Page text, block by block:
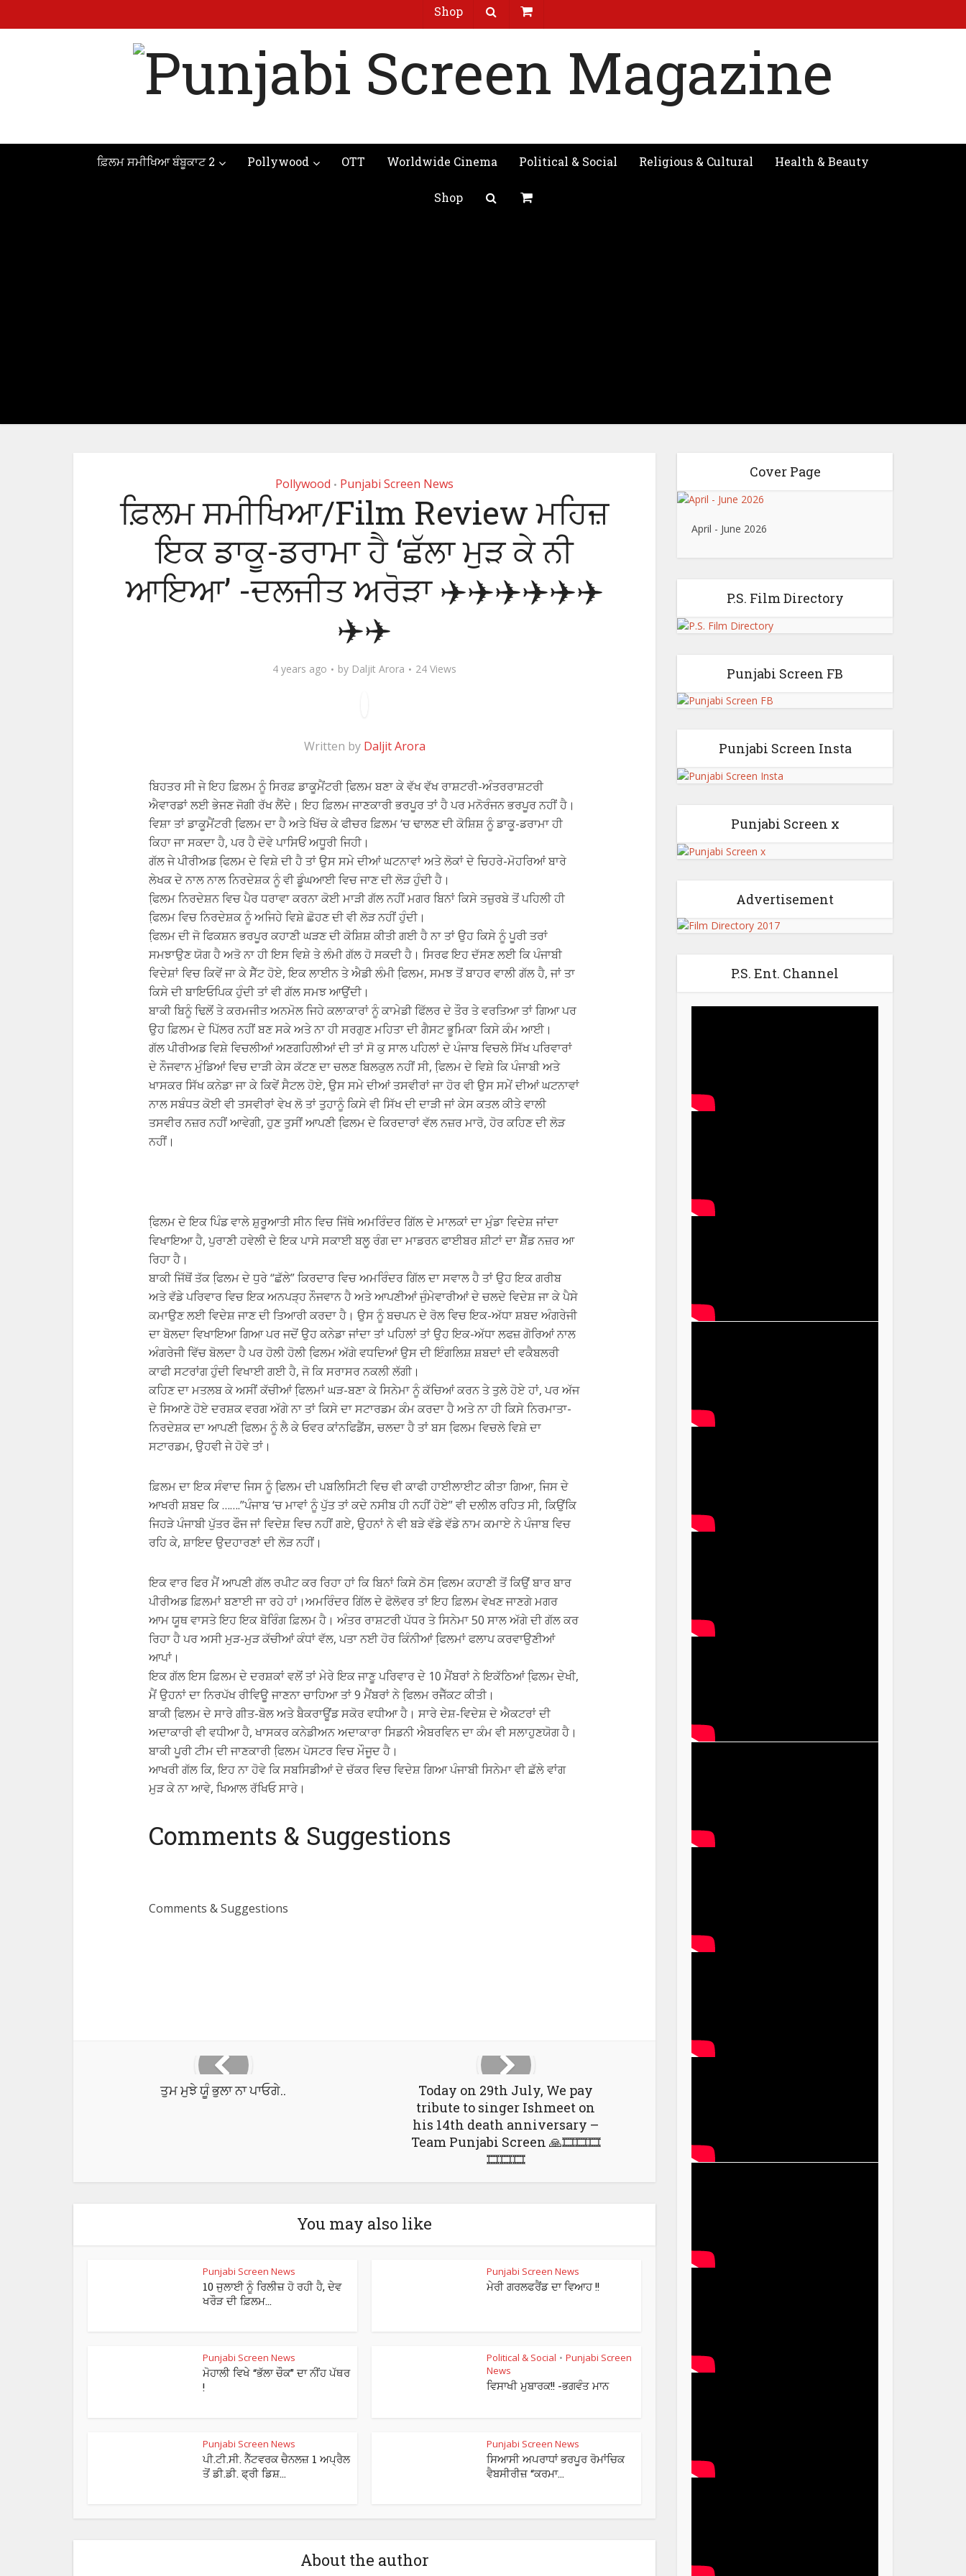
ਫ਼ਿਲਮ ਸਮੀਖਿਆ ਬੰਬੂਕਾਟ 2 Pollywood OTT Worldwide Cinema Political & Social Religious & Cultural Health & Beauty
Shop
Shop
Pollywood • Punjabi Screen News
ਫ਼ਿਲਮ ਸਮੀਖਿਆ/Film Review ਮਹਿਜ਼
ਇਕ ਡਾਕੂ-ਡਰਾਮਾ ਹੈ ‘ਛੱਲਾ ਮੁੜ ਕੇ ਨੀ
ਆਇਆ’ -ਦਲਜੀਤ ਅਰੋੜਾ ✈️✈️✈️✈️✈️✈️
✈️✈️
4 years ago by Daljit Arora 24 Views
Written by Daljit Arora
ਬਿਹਤਰ ਸੀ ਜੇ ਇਹ ਫ਼ਿਲਮ ਨੂੰ ਸਿਰਫ਼ ਡਾਕੂਮੈਂਟਰੀ ਫਿ਼ਲਮ ਬਣਾ ਕੇ ਵੱਖ ਵੱਖ ਰਾਸ਼ਟਰੀ-ਅੰਤਰਰਾਸ਼ਟਰੀ
ਐਵਾਰਡਾਂ ਲਈ ਭੇਜਣ ਜੋਗੀ ਰੱਖ ਲੈਂਦੇ। ਇਹ ਫ਼ਿਲਮ ਜਾਣਕਾਰੀ ਭਰਪੂਰ ਤਾਂ ਹੈ ਪਰ ਮਨੋਰੰਜਨ ਭਰਪੂਰ ਨਹੀਂ ਹੈ।
ਵਿਸ਼ਾ ਤਾਂ ਡਾਕੂਮੈਂਟਰੀ ਫਿ਼ਲਮ ਦਾ ਹੈ ਅਤੇ ਖਿੱਚ ਕੇ ਫੀਚਰ ਫ਼ਿਲਮ ‘ਚ ਢਾਲਣ ਦੀ ਕੋਸ਼ਿਸ਼ ਨੂੰ ਡਾਕੂ-ਡਰਾਮਾ ਹੀ
ਕਿਹਾ ਜਾ ਸਕਦਾ ਹੈ, ਪਰ ਹੈ ਦੋਵੇ ਪਾਸਿਓਂ ਅਧੂਰੀ ਜਿਹੀ।
ਗੱਲ ਜੇ ਪੀਰੀਅਡ ਫਿ਼ਲਮ ਦੇ ਵਿਸ਼ੇ ਦੀ ਹੈ ਤਾਂ ਉਸ ਸਮੇ ਦੀਆਂ ਘਟਨਾਵਾਂ ਅਤੇ ਲੋਕਾਂ ਦੇ ਚਿਹਰੇ-ਮੋਹਰਿਆਂ ਬਾਰੇ
ਲੇਖਕ ਦੇ ਨਾਲ ਨਾਲ ਨਿਰਦੇਸ਼ਕ ਨੂੰ ਵੀ ਡੂੰਘਆਈ ਵਿਚ ਜਾਣ ਦੀ ਲੋੜ ਹੁੰਦੀ ਹੈ।
ਫਿ਼ਲਮ ਨਿਰਦੇਸ਼ਨ ਵਿਚ ਪੈਰ ਧਰਾਵਾ ਕਰਨਾ ਕੋਈ ਮਾੜੀ ਗੱਲ ਨਹੀਂ ਮਗਰ ਬਿਨਾਂ ਕਿਸੇ ਤਜ਼ੁਰਬੇ ਤੋਂ ਪਹਿਲੀ ਹੀ
ਫਿ਼ਲਮ ਵਿਚ ਨਿਰਦੇਸ਼ਕ ਨੂੰ ਅਜਿਹੇ ਵਿਸ਼ੇ ਛੋਹਣ ਦੀ ਵੀ ਲੋੜ ਨਹੀਂ ਹੁੰਦੀ।
ਫਿ਼ਲਮ ਦੀ ਜੋ ਫਿਕਸ਼ਨ ਭਰਪੂਰ ਕਹਾਣੀ ਘੜਣ ਦੀ ਕੋਸ਼ਿਸ਼ ਕੀਤੀ ਗਈ ਹੈ ਨਾ ਤਾਂ ਉਹ ਕਿਸੇ ਨੂੰ ਪੂਰੀ ਤਰਾਂ
ਸਮਝਾਉਣ ਯੋਗ ਹੈ ਅਤੋ ਨਾ ਹੀ ਇਸ ਵਿਸ਼ੇ ਤੇ ਲੰਮੀ ਗੱਲ ਹੋ ਸਕਦੀ ਹੈ। ਸਿਰਫ ਇਹ ਦੱਸਣ ਲਈ ਕਿ ਪੰਜਾਬੀ
ਵਿਦੇਸ਼ਾਂ ਵਿਚ ਕਿਵੇਂ ਜਾ ਕੇ ਸੈੱਟ ਹੋਏ, ਇਕ ਲਾਈਨ ਤੇ ਐਡੀ ਲੰਮੀ ਫਿ਼ਲਮ, ਸਮਝ ਤੋਂ ਬਾਹਰ ਵਾਲੀ ਗੱਲ ਹੈ, ਜਾਂ ਤਾ
ਕਿਸੇ ਦੀ ਬਾਇਓਪਿਕ ਹੁੰਦੀ ਤਾਂ ਵੀ ਗੱਲ ਸਮਝ ਆਉਂਦੀ।
ਬਾਕੀ ਬਿਨੂੰ ਢਿਲੋਂ ਤੇ ਕਰਮਜੀਤ ਅਨਮੋਲ ਜਿਹੇ ਕਲਾਕਾਰਾਂ ਨੂੰ ਕਾਮੇਡੀ ਫਿੱਲਰ ਦੇ ਤੌਰ ਤੇ ਵਰਤਿਆ ਤਾਂ ਗਿਆ ਪਰ
ਉਹ ਫ਼ਿਲਮ ਦੇ ਪਿੱਲਰ ਨਹੀਂ ਬਣ ਸਕੇ ਅਤੇ ਨਾ ਹੀ ਸਰਗੁਣ ਮਹਿਤਾ ਦੀ ਗੈਸਟ ਭੂਮਿਕਾ ਕਿਸੇ ਕੰਮ ਆਈ।
ਗੱਲ ਪੀਰੀਅਡ ਵਿਸ਼ੇ ਵਿਚਲੀਆਂ ਅਣਗਹਿਲੀਆਂ ਦੀ ਤਾਂ ਸੋ ਕੁ ਸਾਲ ਪਹਿਲਾਂ ਦੇ ਪੰਜਾਬ ਵਿਚਲੇ ਸਿੱਖ ਪਰਿਵਾਰਾਂ
ਦੇ ਨੌਜਵਾਨ ਮੁੰਡਿਆਂ ਵਿਚ ਦਾੜੀ ਕੇਸ ਕੱਟਣ ਦਾ ਚਲਣ ਬਿਲਕੁਲ ਨਹੀਂ ਸੀ, ਫਿ਼ਲਮ ਦੇ ਵਿਸ਼ੇ ਕਿ ਪੰਜਾਬੀ ਅਤੇ
ਖਾਸਕਰ ਸਿੱਖ ਕਨੇਡਾ ਜਾ ਕੇ ਕਿਵੇਂ ਸੈਟਲ ਹੋਏ, ਉਸ ਸਮੇ ਦੀਆਂ ਤਸਵੀਰਾਂ ਜਾ ਹੋਰ ਵੀ ਉਸ ਸਮੇਂ ਦੀਆਂ ਘਟਨਾਵਾਂ
ਨਾਲ ਸਬੰਧਤ ਕੋਈ ਵੀ ਤਸਵੀਰਾਂ ਵੇਖ ਲੋ ਤਾਂ ਤੁਹਾਨੂੰ ਕਿਸੇ ਵੀ ਸਿੱਖ ਦੀ ਦਾੜੀ ਜਾਂ ਕੇਸ ਕਤਲ ਕੀਤੇ ਵਾਲੀ
ਤਸਵੀਰ ਨਜ਼ਰ ਨਹੀਂ ਆਵੇਗੀ, ਹੁਣ ਤੁਸੀਂ ਆਪਣੀ ਫਿ਼ਲਮ ਦੇ ਕਿਰਦਾਰਾਂ ਵੱਲ ਨਜ਼ਰ ਮਾਰੋ, ਹੋਰ ਕਹਿਣ ਦੀ ਲੋੜ
ਨਹੀਂ।
ਫਿ਼ਲਮ ਦੇ ਇਕ ਪਿੰਡ ਵਾਲੇ ਸ਼ੁਰੂਆਤੀ ਸੀਨ ਵਿਚ ਜਿੱਥੇ ਅਮਰਿੰਦਰ ਗਿੱਲ ਦੇ ਮਾਲਕਾਂ ਦਾ ਮੁੰਡਾ ਵਿਦੇਸ਼ ਜਾਂਦਾ
ਵਿਖਾਇਆ ਹੈ, ਪੁਰਾਣੀ ਹਵੇਲੀ ਦੇ ਇਕ ਪਾਸੇ ਸਕਾਈ ਬਲੂ ਰੰਗ ਦਾ ਮਾਡਰਨ ਫਾਈਬਰ ਸ਼ੀਟਾਂ ਦਾ ਸ਼ੈੱਡ ਨਜ਼ਰ ਆ
ਰਿਹਾ ਹੈ।
ਬਾਕੀ ਜਿੱਥੋਂ ਤੱਕ ਫਿ਼ਲਮ ਦੇ ਧੁਰੇ “ਛੱਲੇ” ਕਿਰਦਾਰ ਵਿਚ ਅਮਰਿੰਦਰ ਗਿੱਲ ਦਾ ਸਵਾਲ ਹੈ ਤਾਂ ਉਹ ਇਕ ਗਰੀਬ
ਅਤੇ ਵੱਡੇ ਪਰਿਵਾਰ ਵਿਚ ਇਕ ਅਨਪੜ੍ਹ ਨੌਜਵਾਨ ਹੈ ਅਤੇ ਆਪਣੀਆਂ ਜੁੰਮੇਵਾਰੀਆਂ ਦੇ ਚਲਦੇ ਵਿਦੇਸ਼ ਜਾ ਕੇ ਪੈਸੇ
ਕਮਾਉਣ ਲਈ ਵਿਦੇਸ਼ ਜਾਣ ਦੀ ਤਿਆਰੀ ਕਰਦਾ ਹੈ। ਉਸ ਨੂੰ ਬਚਪਨ ਦੇ ਰੋਲ ਵਿਚ ਇਕ-ਅੱਧਾ ਸ਼ਬਦ ਅੰਗਰੇਜੀ
ਦਾ ਬੋਲਦਾ ਵਿਖਾਇਆ ਗਿਆ ਪਰ ਜਦੋਂ ਉਹ ਕਨੇਡਾ ਜਾਂਦਾ ਤਾਂ ਪਹਿਲਾਂ ਤਾਂ ਉਹ ਇਕ-ਅੱਧਾ ਲਫਜ਼ ਗੋਰਿਆਂ ਨਾਲ
ਅੰਗਰੇਜੀ ਵਿੱਚ ਬੋਲਦਾ ਹੈ ਪਰ ਹੋਲੀ ਹੋਲੀ ਫਿ਼ਲਮ ਅੱਗੇ ਵਧਦਿਆਂ ਉਸ ਦੀ ਇੰਗਲਿਸ਼ ਸ਼ਬਦਾਂ ਦੀ ਵਕੈਬਲਰੀ
ਕਾਫੀ ਸਟਰਾਂਗ ਹੁੰਦੀ ਵਿਖਾਈ ਗਈ ਹੈ, ਜੋ ਕਿ ਸਰਾਸਰ ਨਕਲੀ ਲੱਗੀ।
ਕਹਿਣ ਦਾ ਮਤਲਬ ਕੇ ਅਸੀਂ ਕੱਚੀਆਂ ਫਿ਼ਲਮਾਂ ਘੜ-ਬਣਾ ਕੇ ਸਿਨੇਮਾ ਨੂੰ ਕੱਚਿਆਂ ਕਰਨ ਤੇ ਤੁਲੇ ਹੋਏ ਹਾਂ, ਪਰ ਅੱਜ
ਦੇ ਸਿਆਣੇ ਹੋਏ ਦਰਸ਼ਕ ਵਰਗ ਅੱਗੇ ਨਾ ਤਾਂ ਕਿਸੇ ਦਾ ਸਟਾਰਡਮ ਕੰਮ ਕਰਦਾ ਹੈ ਅਤੇ ਨਾ ਹੀ ਕਿਸੇ ਨਿਰਮਾਤਾ-
ਨਿਰਦੇਸ਼ਕ ਦਾ ਆਪਣੀ ਫਿ਼ਲਮ ਨੂੰ ਲੈ ਕੇ ਓਵਰ ਕਾਂਨਫਿਡੈਂਸ, ਚਲਦਾ ਹੈ ਤਾਂ ਬਸ ਫਿ਼ਲਮ ਵਿਚਲੇ ਵਿਸ਼ੇ ਦਾ
ਸਟਾਰਡਮ, ਉਹਵੀ ਜੇ ਹੋਵੇ ਤਾਂ।
ਫ਼ਿਲਮ ਦਾ ਇਕ ਸੰਵਾਦ ਜਿਸ ਨੂੰ ਫਿ਼ਲਮ ਦੀ ਪਬਲਿਸਿਟੀ ਵਿਚ ਵੀ ਕਾਫੀ ਹਾਈਲਾਈਟ ਕੀਤਾ ਗਿਆ, ਜਿਸ ਦੇ
ਆਖਰੀ ਸ਼ਬਦ ਕਿ …….”ਪੰਜਾਬ ‘ਚ ਮਾਵਾਂ ਨੂੰ ਪੁੱਤ ਤਾਂ ਕਦੇ ਨਸੀਬ ਹੀ ਨਹੀਂ ਹੋਏ” ਵੀ ਦਲੀਲ ਰਹਿਤ ਸੀ, ਕਿਉਂਕਿ
ਜਿਹੜੇ ਪੰਜਾਬੀ ਪੁੱਤਰ ਫੌਜ ਜਾਂ ਵਿਦੇਸ਼ ਵਿਚ ਨਹੀਂ ਗਏ, ਉਹਨਾਂ ਨੇ ਵੀ ਬੜੇ ਵੱਡੇ ਵੱਡੇ ਨਾਮ ਕਮਾਏ ਨੇ ਪੰਜਾਬ ਵਿਚ
ਰਹਿ ਕੇ, ਸ਼ਾਇਦ ਉਦਹਾਰਣਾਂ ਦੀ ਲੋੜ ਨਹੀਂ।
ਇਕ ਵਾਰ ਫਿਰ ਮੈਂ ਆਪਣੀ ਗੱਲ ਰਪੀਟ ਕਰ ਰਿਹਾ ਹਾਂ ਕਿ ਬਿਨਾਂ ਕਿਸੇ ਠੋਸ ਫਿ਼ਲਮ ਕਹਾਣੀ ਤੋਂ ਕਿਉਂ ਬਾਰ ਬਾਰ
ਪੀਰੀਅਡ ਫ਼ਿਲਮਾਂ ਬਣਾਈ ਜਾ ਰਹੇ ਹਾਂ।ਅਮਰਿੰਦਰ ਗਿੱਲ ਦੇ ਫੋਲੋਵਰ ਤਾਂ ਇਹ ਫ਼ਿਲਮ ਵੇਖਣ ਜਾਣਗੇ ਮਗਰ
ਆਮ ਯੂਥ ਵਾਸਤੇ ਇਹ ਇਕ ਬੋਰਿੰਗ ਫ਼ਿਲਮ ਹੈ। ਅੰਤਰ ਰਾਸ਼ਟਰੀ ਪੱਧਰ ਤੇ ਸਿਨੇਮਾ 50 ਸਾਲ ਅੱਗੇ ਦੀ ਗੱਲ ਕਰ
ਰਿਹਾ ਹੈ ਪਰ ਅਸੀ ਮੁੜ-ਮੁੜ ਕੱਚੀਆਂ ਕੰਧਾਂ ਵੱਲ, ਪਤਾ ਨਈ ਹੋਰ ਕਿੰਨੀਆਂ ਫਿ਼ਲਮਾਂ ਫਲਾਪ ਕਰਵਾਉਣੀਆਂ
ਆਪਾਂ।
ਇਕ ਗੱਲ ਇਸ ਫ਼ਿਲਮ ਦੇ ਦਰਸ਼ਕਾਂ ਵਲੋਂ ਤਾਂ ਮੇਰੇ ਇਕ ਜਾਣੂ ਪਰਿਵਾਰ ਦੇ 10 ਮੈਂਬਰਾਂ ਨੇ ਇਕੱਠਿਆਂ ਫਿ਼ਲਮ ਦੇਖੀ,
ਮੈਂ ਉਹਨਾਂ ਦਾ ਨਿਰਪੱਖ ਰੀਵਿਊ ਜਾਣਨਾ ਚਾਹਿਆ ਤਾਂ 9 ਮੈਂਬਰਾਂ ਨੇ ਫਿ਼ਲਮ ਰਜੈੱਕਟ ਕੀਤੀ।
ਬਾਕੀ ਫਿ਼ਲਮ ਦੇ ਸਾਰੇ ਗੀਤ-ਬੋਲ ਅਤੇ ਬੈਕਰਾਊਂਡ ਸਕੋਰ ਵਧੀਆ ਹੈ। ਸਾਰੇ ਦੇਸ਼-ਵਿਦੇਸ਼ ਦੇ ਐਕਟਰਾਂ ਦੀ
ਅਦਾਕਾਰੀ ਵੀ ਵਧੀਆ ਹੈ, ਖਾਸਕਰ ਕਨੇਡੀਅਨ ਅਦਾਕਾਰਾ ਸਿਡਨੀ ਐਬਰਵਿਨ ਦਾ ਕੰਮ ਵੀ ਸਲਾਹੁਣਯੋਗ ਹੈ।
ਬਾਕੀ ਪੂਰੀ ਟੀਮ ਦੀ ਜਾਣਕਾਰੀ ਫਿ਼ਲਮ ਪੋਸਟਰ ਵਿਚ ਮੌਜੂਦ ਹੈ।
ਆਖਰੀ ਗੱਲ ਕਿ, ਇਹ ਨਾ ਹੋਵੇ ਕਿ ਸਬਸਿਡੀਆਂ ਦੇ ਚੱਕਰ ਵਿਚ ਵਿਦੇਸ਼ ਗਿਆ ਪੰਜਾਬੀ ਸਿਨੇਮਾ ਵੀ ਛੱਲੇ ਵਾਂਗ
ਮੁੜ ਕੇ ਨਾ ਆਵੇ, ਖਿਆਲ ਰੱਖਿਓ ਸਾਰੇ।
Comments & Suggestions
Comments & Suggestions
ਤੁਮ ਮੁਝੇ ਯੂੰ ਭੁਲਾ ਨਾ ਪਾਓਗੇ..
Today on 29th July, We pay
tribute to singer Ishmeet on
his 14th death anniversary –
Team Punjabi Screen 🙏🎞🎞🎞
🎞🎞🎞
You may also like
Punjabi Screen News
10 ਜੁਲਾਈ ਨੂੰ ਰਿਲੀਜ਼ ਹੋ ਰਹੀ ਹੈ, ਦੇਵ
ਖਰੌੜ ਦੀ ਫ਼ਿਲਮ...
Punjabi Screen News
ਮੇਰੀ ਗਰਲਫਰੈਂਡ ਦਾ ਵਿਆਹ !!
Punjabi Screen News
ਮੋਹਾਲੀ ਵਿਖੇ “ਭੱਲਾ ਚੌਕ” ਦਾ ਨੀਂਹ ਪੱਥਰ
!
Political & Social • Punjabi Screen
News
ਵਿਸਾਖੀ ਮੁਬਾਰਕ!! -ਭਗਵੰਤ ਮਾਨ
Punjabi Screen News
ਪੀ.ਟੀ.ਸੀ. ਨੈੱਟਵਰਕ ਚੈਨਲਜ਼ 1 ਅਪ੍ਰੈਲ
ਤੋਂ ਡੀ.ਡੀ. ਫ੍ਰੀ ਡਿਸ਼...
Punjabi Screen News
ਸਿਆਸੀ ਅਪਰਾਧਾਂ ਭਰਪੂਰ ਰੋਮਾਂਚਿਕ
ਵੈਬਸੀਰੀਜ਼ “ਕਰਮਾ...
About the author
Cover Page
April - June 2026
P.S. Film Directory
Punjabi Screen FB
Punjabi Screen Insta
Punjabi Screen x
Advertisement
P.S. Ent. Channel